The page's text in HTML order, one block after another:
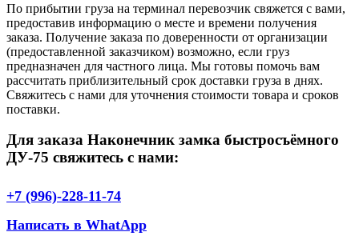
По прибытии груза на терминал перевозчик свяжется с вами,
предоставив информацию о месте и времени получения
заказа. Получение заказа по доверенности от организации
(предоставленной заказчиком) возможно, если груз
предназначен для частного лица. Мы готовы помочь вам
рассчитать приблизительный срок доставки груза в днях.
Свяжитесь с нами для уточнения стоимости товара и сроков
поставки.
Для заказа Наконечник замка быстросъёмного
ДУ-75 свяжитесь с нами:
+7 (996)-228-11-74
Написать в WhatApp